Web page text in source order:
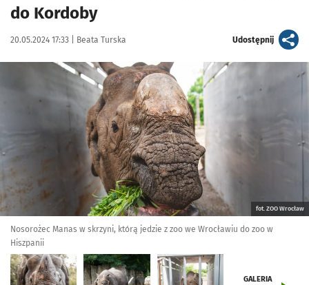
do Kordoby
Data publikacji:
20.05.2024 17:33 | Autor:
Beata Turska Udostępnijartykuł
Kliknij, aby zobaczyć galerię
fot. ZOO Wrocław
Nosorożec Manas w skrzyni, którą jedzie z zoo we Wrocławiu do zoo w
Hiszpanii
GALERIA